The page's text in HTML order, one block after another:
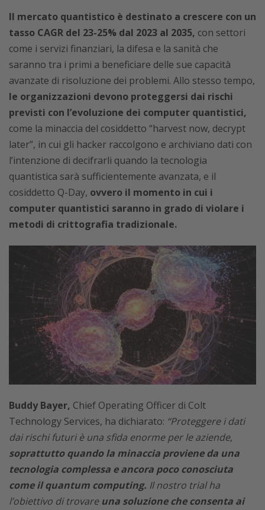
Il mercato quantistico è destinato a crescere con un
tasso CAGR del 23-25% dal 2023 al 2035, con settori
come i servizi finanziari, la difesa e la sanità che
saranno tra i primi a beneficiare delle sue capacità
avanzate di risoluzione dei problemi. Allo stesso tempo,
le organizzazioni devono proteggersi dai rischi
previsti con l’evoluzione dei computer quantistici,
come la minaccia del cosiddetto “harvest now, decrypt
later”, in cui gli hacker raccolgono e archiviano dati con
l’intenzione di decifrarli quando la tecnologia
quantistica sarà sufficientemente avanzata, e il
cosiddetto Q-Day, ovvero il momento in cui i
computer quantistici saranno in grado di violare i
metodi di crittografia tradizionale.
Buddy Bayer, Chief Operating Officer di Colt
Technology Services, ha dichiarato: “Proteggere i dati
dai rischi futuri è una sfida enorme per le aziende,
soprattutto quando la minaccia proviene da una
tecnologia complessa e ancora poco conosciuta
come il quantum computing. Il nostro trial ha
l’obiettivo di trovare una soluzione che consenta ai